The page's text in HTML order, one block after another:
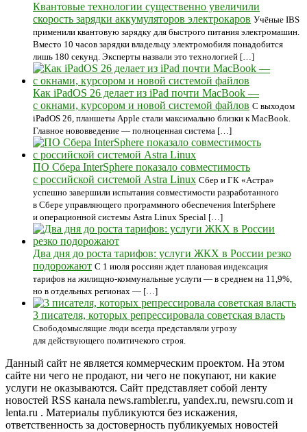
Квантовые технологии существенно увеличили
скорость зарядки аккумуляторов электрокаров Учёные IBS
применили квантовую зарядку для быстрого питания электромашин.
Вместо 10 часов зарядки владельцу электромобиля понадобится
лишь 180 секунд. Эксперты назвали это технологией […]
Как iPadOS 26 делает из iPad почти MacBook —
с окнами, курсором и новой системой файлов С выходом
iPadOS 26, планшеты Apple стали максимально близки к MacBook.
Главное нововведение — полноценная система […]
ПО Сбера InterSphere показало совместимость
с российской системой Astra Linux Сбер и ГК «Астра»
успешно завершили испытания совместимости разработанного
в Сбере управляющего программного обеспечения InterSphere
и операционной системы Astra Linux Special […]
Два дня до роста тарифов: услуги ЖКХ в России резко
подорожают С 1 июля россиян ждет плановая индексация
тарифов на жилищно-коммунальные услуги — в среднем на 11,9%,
но в отдельных регионах — […]
3 писателя, которых репрессировала советская власть
Свободомыслящие люди всегда представляли угрозу
для действующего политичекого строя.
Данный сайт не является коммерческим проектом. На этом
сайте ни чего не продают, ни чего не покупают, ни какие
услуги не оказываются. Сайт представляет собой ленту
новостей RSS канала news.rambler.ru, yandex.ru, newsru.com и
lenta.ru . Материалы публикуются без искажения,
ответственность за достоверность публикуемых новостей